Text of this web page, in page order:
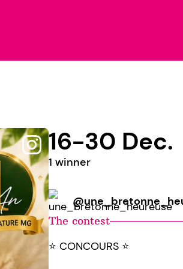
16-30 Dec.
1 winner
The contest
⭐️ CONCOURS ⭐️